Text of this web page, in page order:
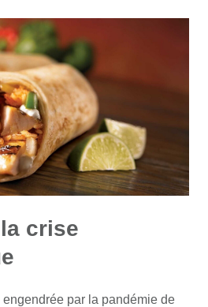
crise
par la pandémie de